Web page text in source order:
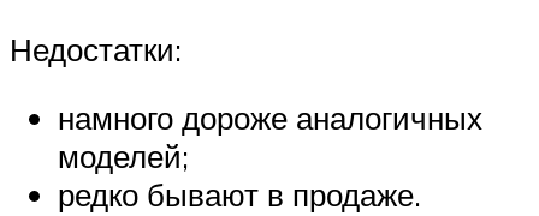
Недостатки:
намного дороже аналогичных
моделей;
редко бывают в продаже.